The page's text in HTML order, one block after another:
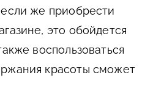
же приобрести
это обойдется
воспользоваться
красоты сможет